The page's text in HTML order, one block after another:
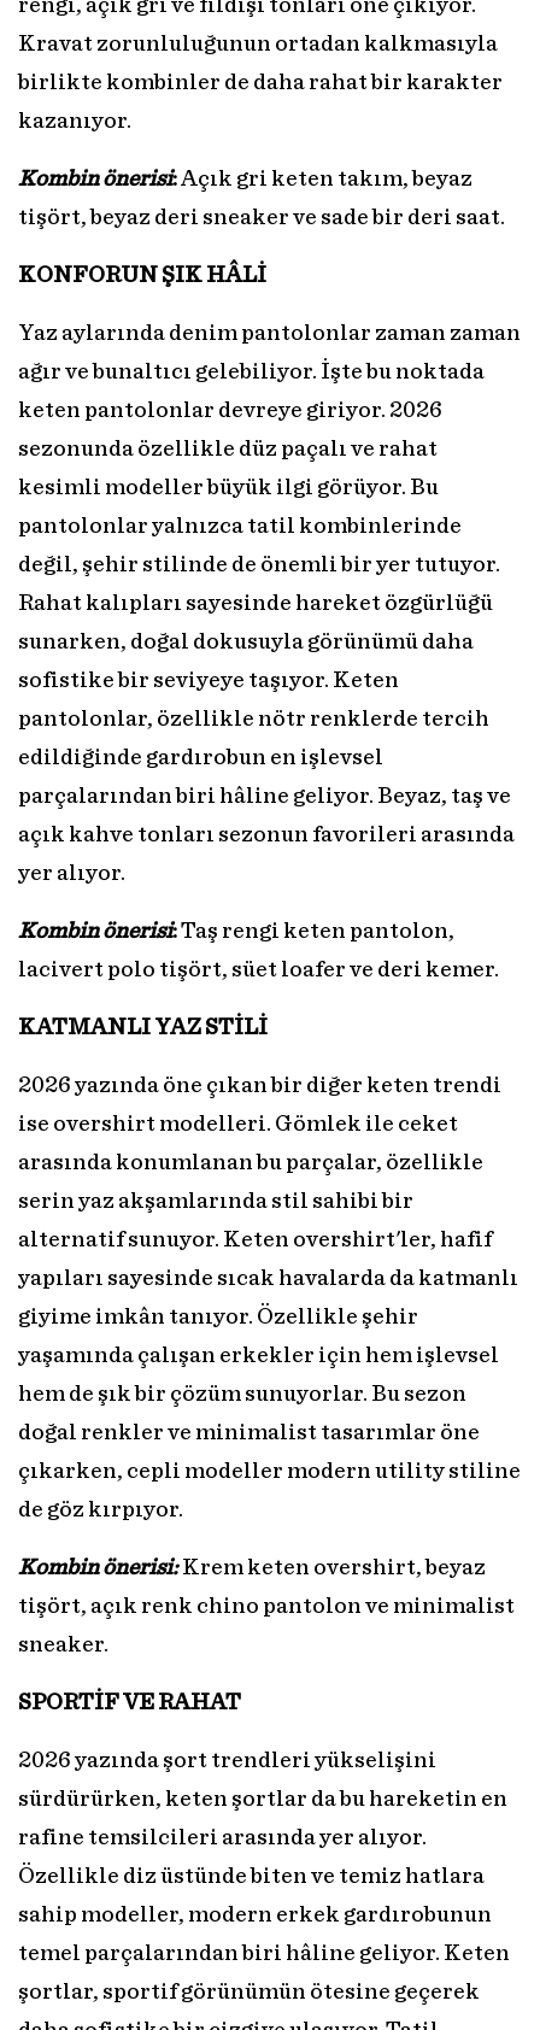
rengi, açık gri ve fildişi tonları öne çıkıyor.
Kravat zorunluluğunun ortadan kalkmasıyla
birlikte kombinler de daha rahat bir karakter
kazanıyor.
Kombin önerisi:Açık gri keten takım, beyaz
tişört, beyaz deri sneaker ve sade bir deri saat.
KONFORUN ŞIK HÂLİ
Yaz aylarında denim pantolonlar zaman zaman
ağır ve bunaltıcı gelebiliyor. İşte bu noktada
keten pantolonlar devreye giriyor. 2026
sezonunda özellikle düz paçalı ve rahat
kesimli modeller büyük ilgi görüyor. Bu
pantolonlar yalnızca tatil kombinlerinde
değil, şehir stilinde de önemli bir yer tutuyor.
Rahat kalıpları sayesinde hareket özgürlüğü
sunarken, doğal dokusuyla görünümü daha
sofistike bir seviyeye taşıyor. Keten
pantolonlar, özellikle nötr renklerde tercih
edildiğinde gardırobun en işlevsel
parçalarından biri hâline geliyor. Beyaz, taş ve
açık kahve tonları sezonun favorileri arasında
yer alıyor.
Kombin önerisi:Taş rengi keten pantolon,
lacivert polo tişört, süet loafer ve deri kemer.
KATMANLI YAZ STİLİ
2026 yazında öne çıkan bir diğer keten trendi
ise overshirt modelleri. Gömlek ile ceket
arasında konumlanan bu parçalar, özellikle
serin yaz akşamlarında stil sahibi bir
alternatif sunuyor. Keten overshirt'ler, hafif
yapıları sayesinde sıcak havalarda da katmanlı
giyime imkân tanıyor. Özellikle şehir
yaşamında çalışan erkekler için hem işlevsel
hem de şık bir çözüm sunuyorlar. Bu sezon
doğal renkler ve minimalist tasarımlar öne
çıkarken, cepli modeller modern utility stiline
de göz kırpıyor.
Kombin önerisi:Krem keten overshirt, beyaz
tişört, açık renk chino pantolon ve minimalist
sneaker.
SPORTİF VE RAHAT
2026 yazında şort trendleri yükselişini
sürdürürken, keten şortlar da bu hareketin en
rafine temsilcileri arasında yer alıyor.
Özellikle diz üstünde biten ve temiz hatlara
sahip modeller, modern erkek gardırobunun
temel parçalarından biri hâline geliyor. Keten
şortlar, sportif görünümün ötesine geçerek